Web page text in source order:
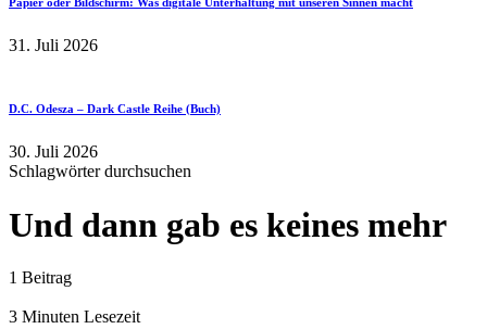
31. Juli 2026
D.C. Odesza – Dark Castle Reihe (Buch)
30. Juli 2026
Schlagwörter durchsuchen
Und dann gab es keines mehr
1 Beitrag
3 Minuten Lesezeit